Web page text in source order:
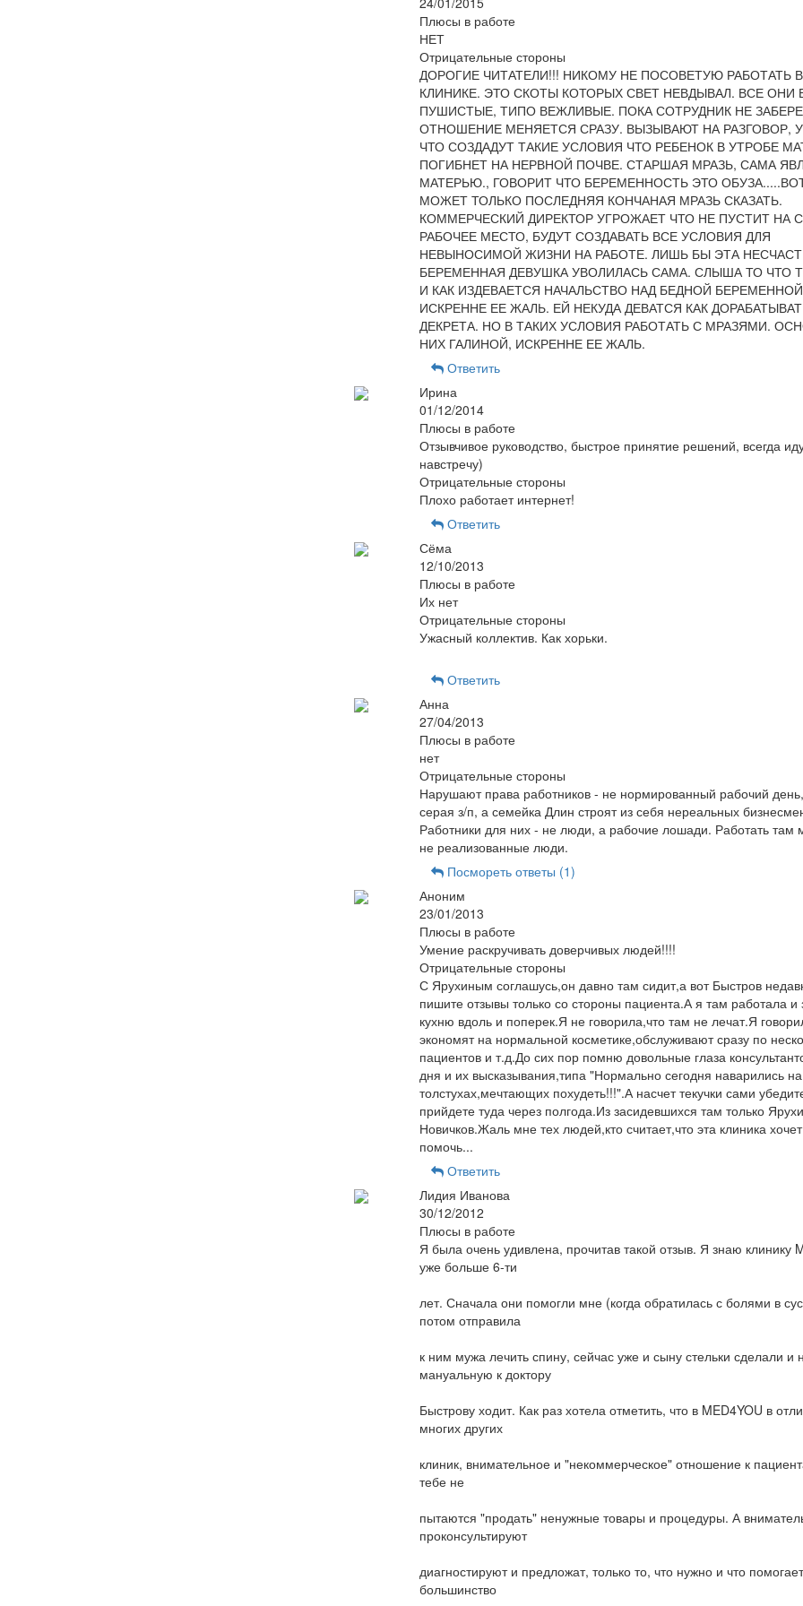
Плюсы в работе
НЕТ
Отрицательные стороны
ДОРОГИЕ ЧИТАТЕЛИ!!! НИКОМУ НЕ ПОСОВЕТУЮ РАБОТАТЬ
КЛИНИКЕ. ЭТО СКОТЫ КОТОРЫХ СВЕТ НЕВДЫВАЛ. ВСЕ ОНИ
ПУШИСТЫЕ, ТИПО ВЕЖЛИВЫЕ. ПОКА СОТРУДНИК НЕ
ОТНОШЕНИЕ МЕНЯЕТСЯ СРАЗУ. ВЫЗЫВАЮТ НА РАЗГОВОР,
ЧТО СОЗДАДУТ ТАКИЕ УСЛОВИЯ ЧТО РЕБЕНОК В УТРОБЕ
ПОГИБНЕТ НА НЕРВНОЙ ПОЧВЕ. СТАРШАЯ МРАЗЬ, САМА
МАТЕРЬЮ., ГОВОРИТ ЧТО БЕРЕМЕННОСТЬ ЭТО
МОЖЕТ ТОЛЬКО ПОСЛЕДНЯЯ КОНЧАНАЯ МРАЗЬ СКАЗАТЬ.
КОММЕРЧЕСКИЙ ДИРЕКТОР УГРОЖАЕТ ЧТО НЕ ПУСТИТ НА
РАБОЧЕЕ МЕСТО, БУДУТ СОЗДАВАТЬ ВСЕ УСЛОВИЯ ДЛЯ
НЕВЫНОСИМОЙ ЖИЗНИ НА РАБОТЕ. ЛИШЬ БЫ ЭТА
БЕРЕМЕННАЯ ДЕВУШКА УВОЛИЛАСЬ САМА. СЛЫША ТО ЧТО
И КАК ИЗДЕВАЕТСЯ НАЧАЛЬСТВО НАД БЕДНОЙ
ИСКРЕННЕ ЕЕ ЖАЛЬ. ЕЙ НЕКУДА ДЕВАТСЯ КАК
ДЕКРЕТА. НО В ТАКИХ УСЛОВИЯ РАБОТАТЬ С МРАЗЯМИ.
НИХ ГАЛИНОЙ, ИСКРЕННЕ ЕЕ ЖАЛЬ.
Ответить
Ирина
01/12/2014
Плюсы в работе
Отзывчивое руководство, быстрое принятие решений, всегда
навстречу)
Отрицательные стороны
Плохо работает интернет!
Ответить
Сёма
12/10/2013
Плюсы в работе
Их нет
Отрицательные стороны
Ужасный коллектив. Как хорьки.
Ответить
Анна
27/04/2013
Плюсы в работе
нет
Отрицательные стороны
Нарушают права работников - не нормированный рабочий
серая з/п, а семейка Длин строят из себя нереальных
Работники для них - не люди, а рабочие лошади. Работать там
не реализованные люди.
Посмореть ответы (1)
Аноним
23/01/2013
Плюсы в работе
Умение раскручивать доверчивых людей!!!!
Отрицательные стороны
С Ярухиным соглашусь,он давно там сидит,а вот Быстров
пишите отзывы только со стороны пациента.А я там работала и
кухню вдоль и поперек.Я не говорила,что там не лечат.Я
экономят на нормальной косметике,обслуживают сразу по
пациентов и т.д.До сих пор помню довольные глаза
дня и их высказывания,типа "Нормально сегодня наварились на
толстухах,мечтающих похудеть!!!".А насчет текучки сами
прийдете туда через полгода.Из засидевшихся там только
Новичков.Жаль мне тех людей,кто считает,что эта клиника
помочь...
Ответить
Лидия Иванова
30/12/2012
Плюсы в работе
Я была очень удивлена, прочитав такой отзыв. Я знаю клинику
уже больше 6-ти
лет. Сначала они помогли мне (когда обратилась с болями в
потом отправила
к ним мужа лечить спину, сейчас уже и сыну стельки сделали и
мануальную к доктору
Быстрову ходит. Как раз хотела отметить, что в MED4YOU в
многих других
клиник, внимательное и "некоммерческое" отношение к
тебе не
пытаются "продать" ненужные товары и процедуры. А
проконсультируют
диагностируют и предложат, только то, что нужно и что
большинство